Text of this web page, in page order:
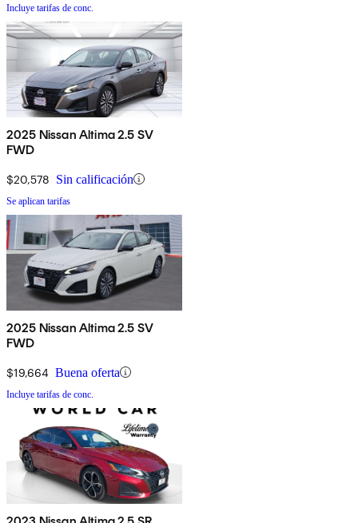
Incluye tarifas de conc.
2025 Nissan Altima 2.5 SV
FWD
$20,578 Sin calificación
Se aplican tarifas
2025 Nissan Altima 2.5 SV
FWD
$19,664 Buena oferta
Incluye tarifas de conc.